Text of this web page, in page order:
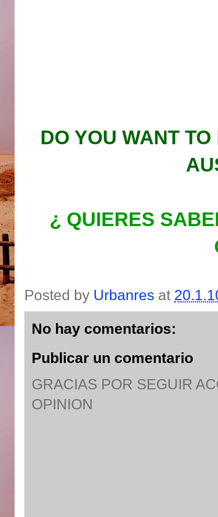
DO YOU WANT
¿ QUIERES
Posted by Urbanres at
No hay comentarios:
Publicar un comentario
GRACIAS POR SEGUIR
OPINION